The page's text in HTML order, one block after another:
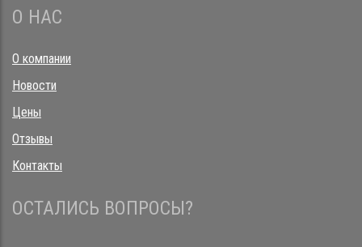
О НАС
О компании
Новости
Цены
Отзывы
Контакты
ОСТАЛИСЬ ВОПРОСЫ?